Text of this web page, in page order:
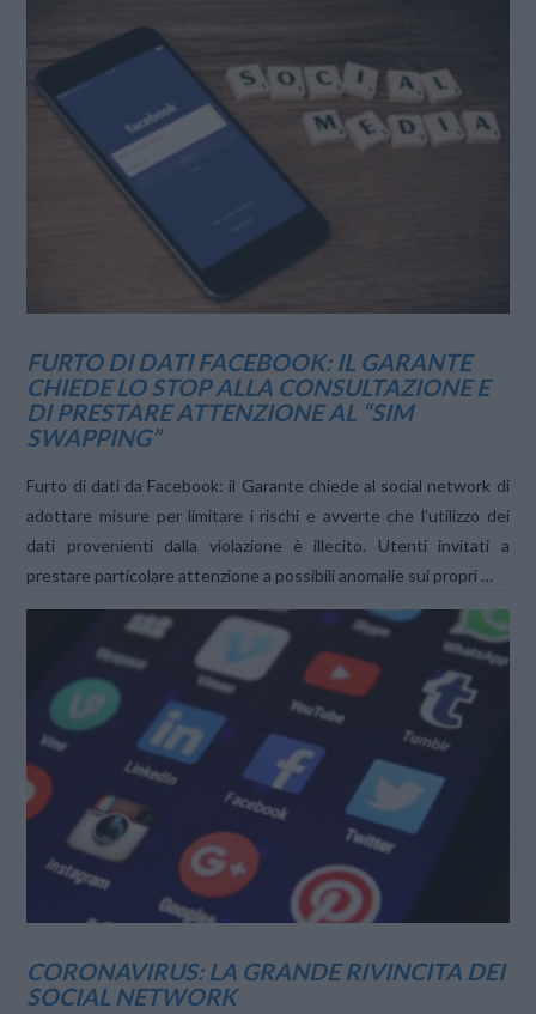
VIEW POST
VIEW POST
FURTO DI DATI FACEBOOK: IL GARANTE
CHIEDE LO STOP ALLA CONSULTAZIONE E
DI PRESTARE ATTENZIONE AL “SIM
SWAPPING”
Furto di dati da Facebook: il Garante chiede al social network di
adottare misure per limitare i rischi e avverte che l’utilizzo dei
dati provenienti dalla violazione è illecito. Utenti invitati a
prestare particolare attenzione a possibili anomalie sui propri …
CORONAVIRUS: LA GRANDE RIVINCITA DEI
SOCIAL NETWORK